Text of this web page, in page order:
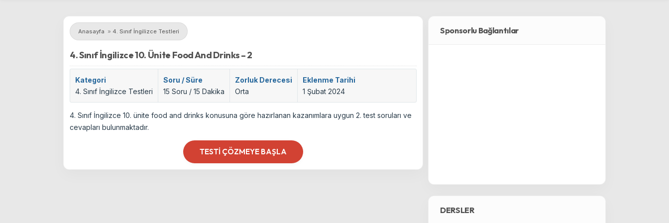
Anasayfa » 4. Sınıf İngilizce Testleri
4. Sınıf İngilizce 10. Ünite Food And Drinks – 2
Kategori
4. Sınıf İngilizce Testleri
Soru / Süre
15 Soru / 15 Dakika
Zorluk Derecesi
Orta
Eklenme Tarihi
1 Şubat 2024
4. Sınıf İngilizce 10. ünite food and drinks konusuna göre hazırlanan kazanımlara uygun 2. test soruları ve
cevapları bulunmaktadır.
TESTI ÇÖZMEYE BAŞLA
Sponsorlu Bağlantılar
DERSLER